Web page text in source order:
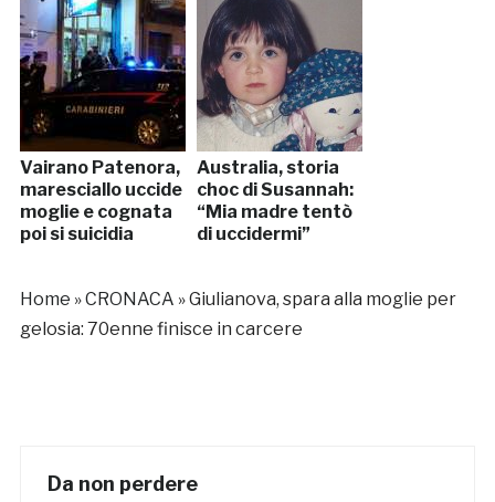
Vairano Patenora,
maresciallo uccide
moglie e cognata
poi si suicidia
Australia, storia
choc di Susannah:
“Mia madre tentò
di uccidermi”
Home »CRONACA »Giulianova, spara alla moglie per
gelosia: 70enne finisce in carcere
Da non perdere